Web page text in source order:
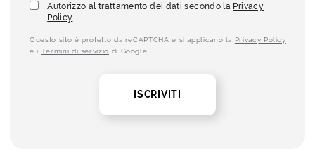
Autorizzo al trattamento dei dati secondo la Privacy
Policy
Questo sito è protetto da reCAPTCHA e si applicano la Privacy Policy
e i Termini di servizio di Google.
ISCRIVITI